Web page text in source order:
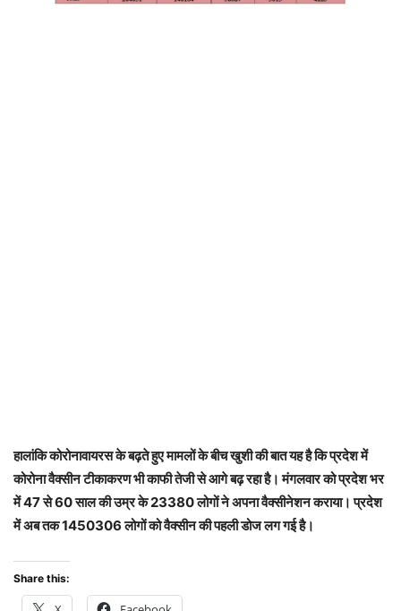
हालांकि कोरोनावायरस के बढ़ते हुए मामलों के बीच खुशी की बात यह है कि प्रदेश में
कोरोना वैक्सीन टीकाकरण भी काफी तेजी से आगे बढ़ रहा है। मंगलवार को प्रदेश भर
में 47 से 60 साल की उम्र के 23380 लोगों ने अपना वैक्सीनेशन कराया। प्रदेश
में अब तक 1450306 लोगों को वैक्सीन की पहली डोज लग गई है।
Share this: